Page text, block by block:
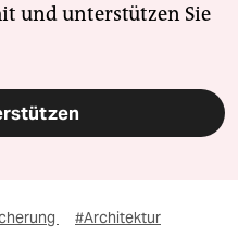
und unterstützen Sie
#Architektur